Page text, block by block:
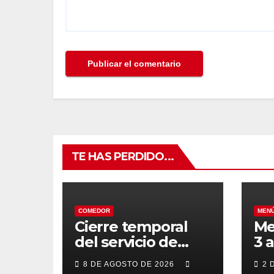
TE HAS PERDIDO...
COMEDOR
Cierre temporal
del servicio de
BAR – COMEDOR
8 DE AGOSTO DE 2026
3
2